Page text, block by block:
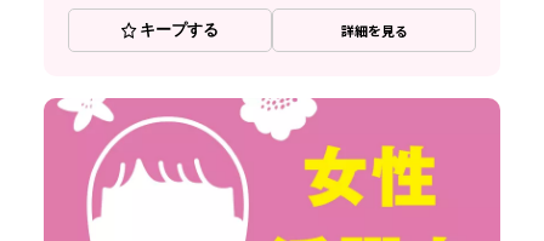
キープする 詳細を見る